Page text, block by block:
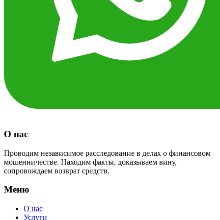
О нас
Проводим независимое расследование в делах о финансовом
мошенничестве. Находим факты, доказываем вину,
сопровождаем возврат средств.
Меню
О нас
Услуги